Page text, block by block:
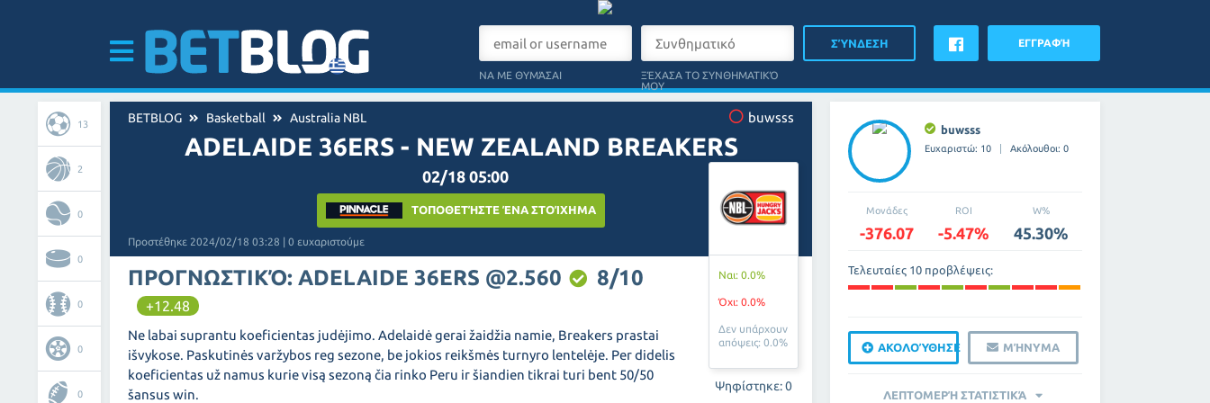
ΝΑ ΜΕ ΘΥΜΆΣΑΙ
ΞΈΧΑΣΑ ΤΟ ΣΥΝΘΗΜΑΤΙΚΌ
ΜΟΥ
ΕΓΓΡΑΦΉ
13
2
0
0
0
0
0
BETBLOG Basketball Australia NBL buwsss
ADELAIDE 36ERS - NEW ZEALAND BREAKERS
02/18 05:00
ΤΟΠΟΘΕΤΉΣΤΕ ΈΝΑ ΣΤΟΊΧΗΜΑ
Προστέθηκε 2024/02/18 03:28 | 0 ευχαριστούμε
Ναι: 0.0%
Όχι: 0.0%
Δεν υπάρχουν
απόψεις: 0.0%
Ψηφίστηκε: 0
ΠΡΟΓΝΩΣΤΙΚΌ: ADELAIDE 36ERS @2.560 8/10
+12.48
Ne labai suprantu koeficientas judėjimo. Adelaidė gerai žaidžia namie, Breakers prastai
išvykose. Paskutinės varžybos reg sezone, be jokios reikšmės turnyro lentelėje. Per didelis
koeficientas už namus kurie visą sezoną čia rinko Peru ir šiandien tikrai turi bent 50/50
šansus win.
buwsss
Ευχαριστώ: 10 Ακόλουθοι: 0
Μονάδες
-376.07
ROI
-5.47%
W%
45.30%
Τελευταίες 10 προβλέψεις:
ΑΚΟΛΟΎΘΗΣΕ ΜΉΝΥΜΑ
ΛΕΠΤΟΜΕΡΉ ΣΤΑΤΙΣΤΙΚΆ